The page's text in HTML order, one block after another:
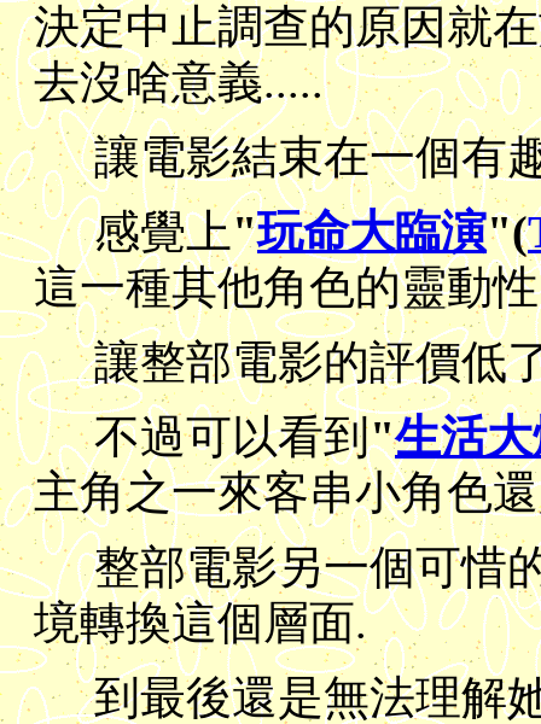
決定中止調查的原因就
去沒啥意義.....
讓電影結束在一個有
感覺上"玩命大臨演"(
這一種其他角色的靈動
讓整部電影的評價低
不過可以看到"生活
主角之一來客串小角色
整部電影另一個可惜
境轉換這個層面.
到最後還是無法理解